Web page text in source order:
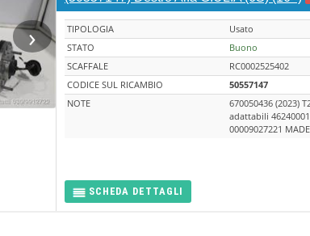
› TIPOLOGIA
Usato
STATO
Buono
SCAFFALE
RC0002525402
CODICE SUL RICAMBIO
50557147
NOTE
670050436 (2023)
adattabili
00009027221
SCHEDA DETTAGLI